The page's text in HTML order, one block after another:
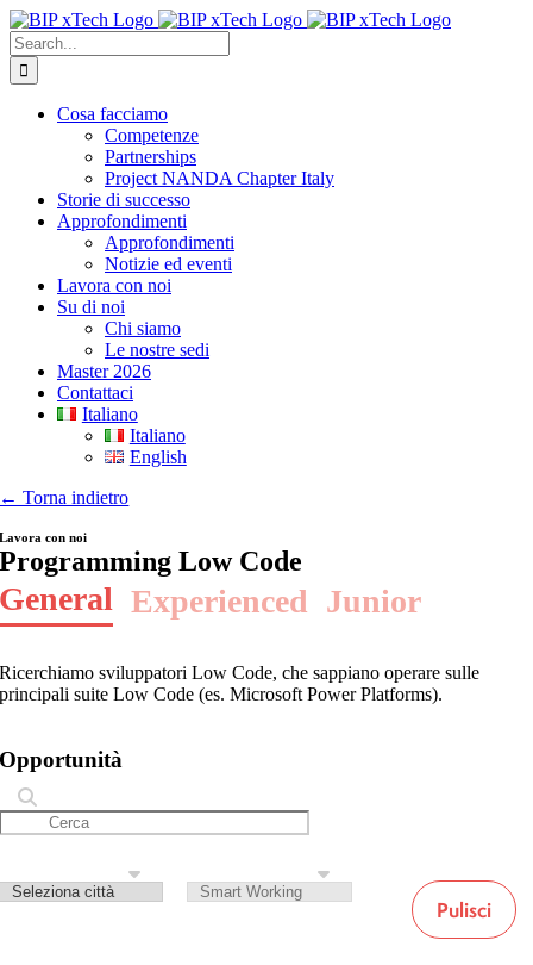
Skip
to
content
Search
for:
Cosa facciamo
Competenze
Partnerships
Project NANDA Chapter Italy
Storie di successo
Approfondimenti
Approfondimenti
Notizie ed eventi
Lavora con noi
Su di noi
Chi siamo
Le nostre sedi
Master 2026
Contattaci
Italiano
Italiano
English
← Torna indietro
Lavora con noi
Programming Low Code
General Experienced Junior
Ricerchiamo sviluppatori Low Code, che sappiano operare sulle
principali suite Low Code (es. Microsoft Power Platforms).
Opportunità
Pulisci